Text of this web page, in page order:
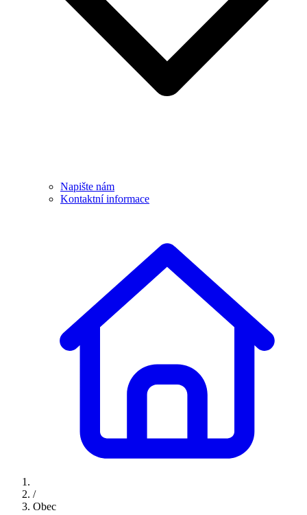
Napište nám
Kontaktní informace
/
Obec